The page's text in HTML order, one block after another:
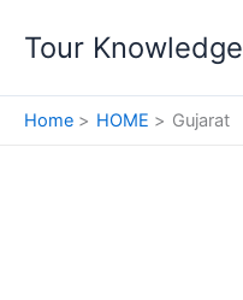
Tour Knowledge
Home HOME Gujarat